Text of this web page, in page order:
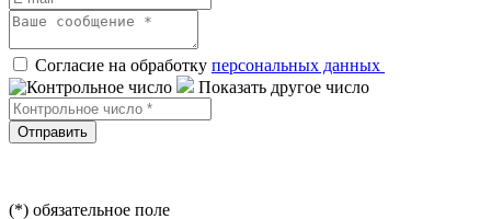
Согласие на обработку персональных данных
Показать другое число
Отправить
(*) обязательное поле